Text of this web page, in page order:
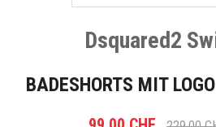
Dsquared2
BADESHORTS MIT